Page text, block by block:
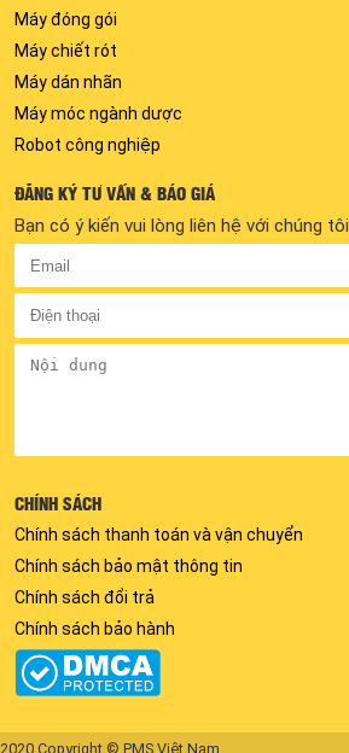
Máy đóng gói
Máy chiết rót
Máy dán nhãn
Máy móc ngành dược
Robot công nghiệp
ĐĂNG KÝ TƯ VẤN & BÁO GIÁ
Bạn có ý kiến vui lòng liên hệ với chúng tôi
CHÍNH SÁCH
Chính sách thanh toán và vận chuyển
Chính sách bảo mật thông tin
Chính sách đổi trả
Chính sách bảo hành
2020 Copyright © PMS Việt Nam